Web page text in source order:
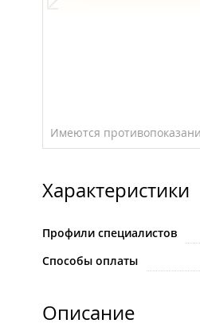
Имеются
Характеристики
Профили специалистов
Способы оплаты
Описание